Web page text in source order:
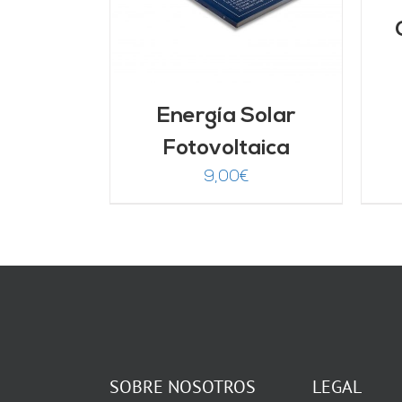
Energía Solar
Fotovoltaica
9,00€
SOBRE NOSOTROS LEGAL